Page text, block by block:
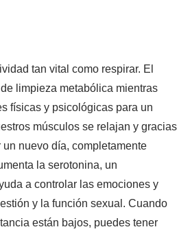
tan vital como respirar. El
limpieza metabólica mientras
físicas y psicológicas para un
músculos se relajan y gracias
nuevo día, completamente
la serotonina, un
a controlar las emociones y
y la función sexual. Cuando
están bajos, puedes tener